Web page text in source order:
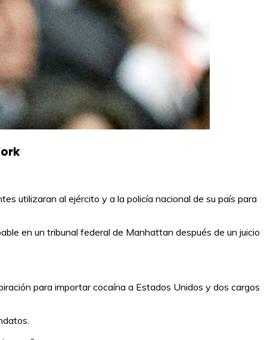
utilizaran al ejército y a la policía nacional de su país para
en un tribunal federal de Manhattan después de un juicio
para importar cocaína a Estados Unidos y dos cargos